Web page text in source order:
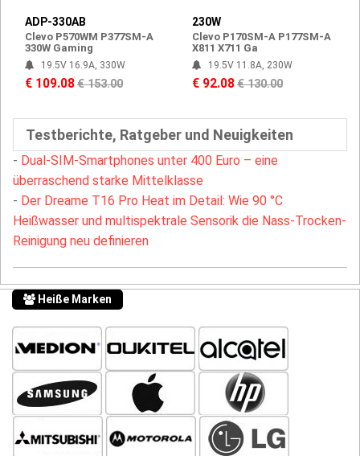
ADP-330AB
Clevo P570WM P377SM-A
330W Gaming
19.5V 16.9A, 330W
€ 109.08€ 153.00
230W
Clevo P170SM-A P177SM-A
X811 X711 Ga
19.5V 11.8A, 230W
€ 92.08€ 130.00
Testberichte, Ratgeber und Neuigkeiten
- Dual-SIM-Smartphones unter 400 Euro – eine
überraschend starke Mittelklasse
- Der Dreame T16 Pro Heat im Detail: Wie 90 °C
Heißwasser und multispektrale Sensorik die Nass-Trocken-
Reinigung neu definieren
Heiße Marken